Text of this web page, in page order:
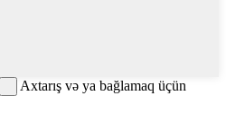
Axtarış və ya bağlamaq üçün